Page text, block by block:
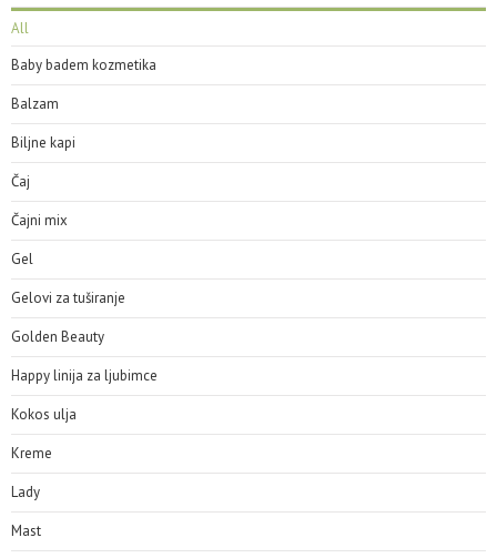
All
Baby badem kozmetika
Balzam
Biljne kapi
Čaj
Čajni mix
Gel
Gelovi za tuširanje
Golden Beauty
Happy linija za ljubimce
Kokos ulja
Kreme
Lady
Mast